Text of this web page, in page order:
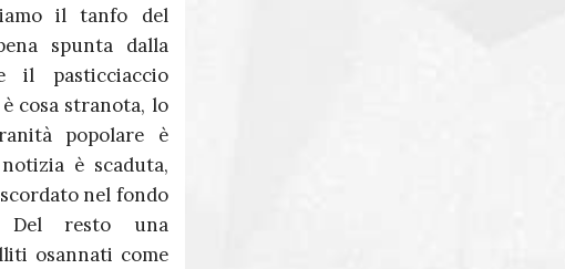
il tanfo del
spunta dalla
il pasticciaccio
cosa stranota, lo
popolare è
è scaduta,
nel fondo
Del resto una
osannati come